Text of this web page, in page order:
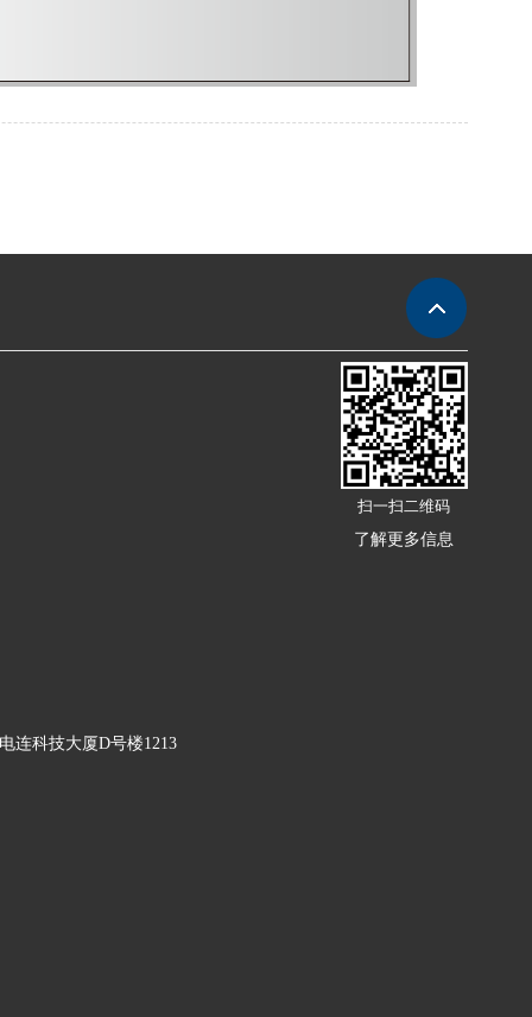
连科技大厦D号楼1213
扫一扫二维码
了解更多信息